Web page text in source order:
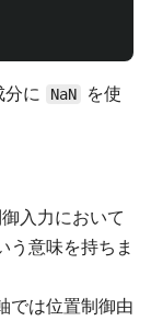
に NaN
を使
入力において
う意味を持ちま
では位置制御由